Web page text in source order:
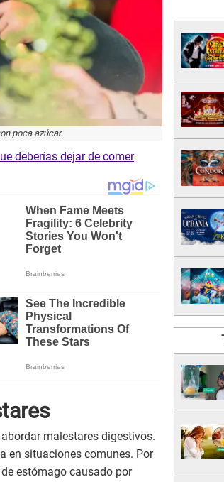
poca azúcar.
deberías dejar de comer
malestares digestivos.
en situaciones comunes. Por
estómago causado por